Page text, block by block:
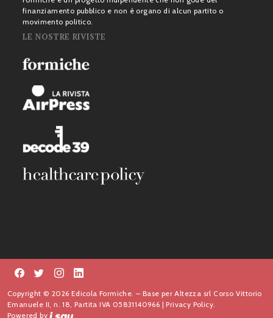
finanziamento pubblico e non è organo di alcun partito o
movimento politico.
LE NOSTRE RIVISTE
Copyright © 2026 Edicola Formiche. – Base per Altezza srl Corso Vittorio
Emanuele II, n. 18, Partita IVA 05831140966 |Privacy Policy.
Powered by